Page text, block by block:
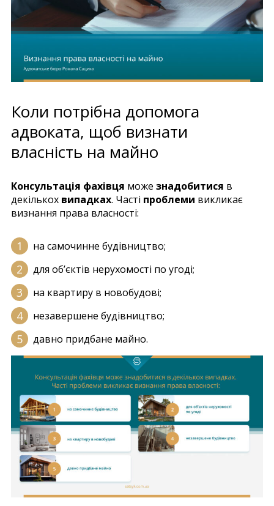
Коли потрібна допомога
адвоката, щоб визнати
власність на майно
Консультація фахівця може знадобитися в
декількох випадках. Часті проблеми викликає
визнання права власності:
на самочинне будівництво;
для об’єктів нерухомості по угоді;
на квартиру в новобудові;
незавершене будівництво;
давно придбане майно.